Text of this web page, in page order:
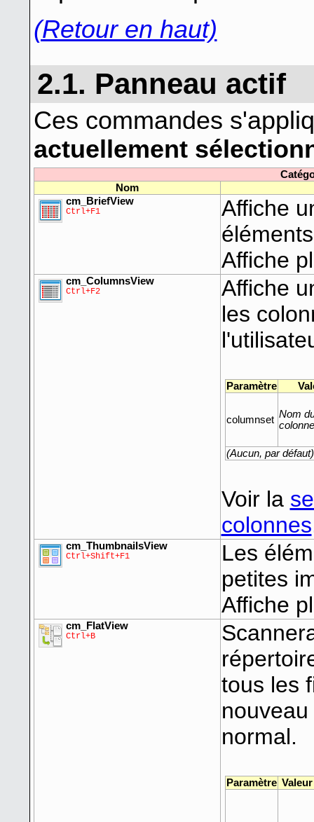
(Retour en haut)
2.1. Panneau actif
Ces commandes
actuellement
Nom
cm_BriefView
Ctrl+F1
Affiche
Affiche
cm_ColumnsView
Ctrl+F2
Affiche
les
Paramètre
columnset Nom
(Aucun, par défaut)
Voir la
colonnes
cm_ThumbnailsView
Ctrl+Shift+F1
Les
petites
Affiche
cm_FlatView
Ctrl+B
tous les
normal.
Paramètre Valeur